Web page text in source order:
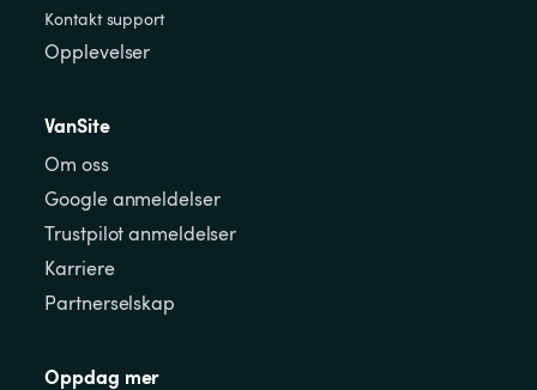
Kontakt support
Opplevelser
VanSite
Om oss
Google anmeldelser
Trustpilot anmeldelser
Karriere
Partnerselskap
Oppdag mer